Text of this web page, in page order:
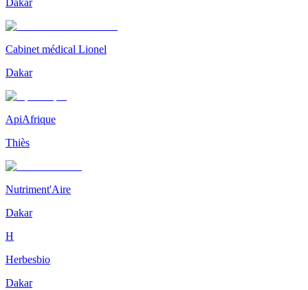
Dakar
Cabinet médical Lionel
Dakar
ApiAfrique
Thiès
Nutriment'Aire
Dakar
H
Herbesbio
Dakar